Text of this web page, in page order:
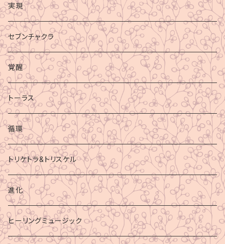
実現
セブンチャクラ
覚醒
トーラス
循環
トリケトラ&トリスケル
進化
ヒーリングミュージック